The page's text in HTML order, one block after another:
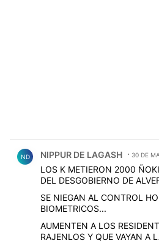
ND NIPPUR DE LAGASH 30 DE
LOS K METIERON 2000
DEL DESGOBIERNO DE
SE NIEGAN AL CONTROL
BIOMETRICOS...
AUMENTEN A LOS
RAJENLOS Y QUE VAYAN A